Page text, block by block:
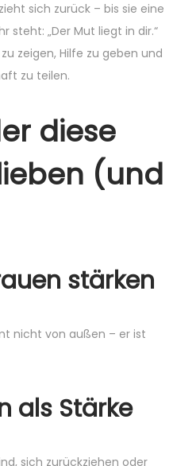
sich zurück – bis sie eine
steht: „Der Mut liegt in dir.“
zeigen, Hilfe zu geben und
zu teilen.
diese
(und
stärken
nicht von außen – er ist
als Stärke
sich zurückziehen oder